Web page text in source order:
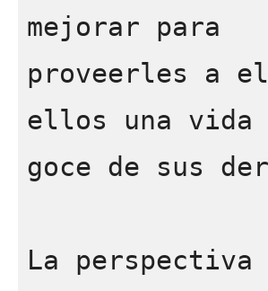
mejorar para
proveerles a
ellos una vida
goce de sus
La perspectiva